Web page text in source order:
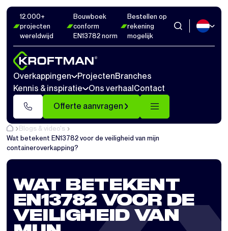
12.000+
projecten
wereldwijd
Bouwboek
conform
EN13782 norm
Bestellen op
rekening
mogelijk
Overkappingen ProjectenBranches
Kennis & inspiratie
Ons verhaalContact
Offerte aanvragen
Blogs & video's
Wat betekent EN13782 voor de veiligheid van mijn
containeroverkapping?
WAT BETEKENT
EN13782 VOOR DE
VEILIGHEID VAN